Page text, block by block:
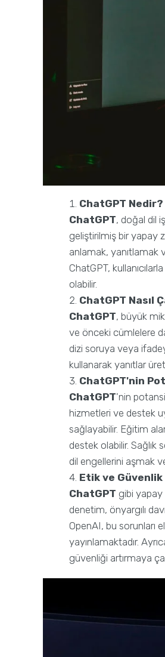
ChatGPT Nedir?
ChatGPT, doğal dil
geliştirilmiş bir yapay
anlamak, yanıtlamak
ChatGPT,
olabilir.
ChatGPT Nasıl
ChatGPT, büyük
ve önceki cümlelere
dizi soruya veya
kullanarak yanıtlar
ChatGPT'nin
ChatGPT'nin
hizmetleri ve destek
sağlayabilir. Eğitim
destek olabilir. Sağlık
dil engellerini aşmak
Etik ve
ChatGPT gibi yapay
denetim, önyargılı
OpenAI, bu sorunları
yayınlamaktadır.
güvenliği artırmaya